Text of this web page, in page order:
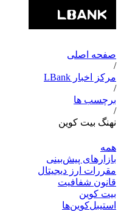
صفحه اصلی
/
مرکز اخبار LBank
/
برچسب ها
/
نهنگ بیت کوین
همه
بازارهای پیش‌بینی
مقررات ارز دیجیتال
قانون شفافیت
بیت کوین
استیبل‌کوین‌ها